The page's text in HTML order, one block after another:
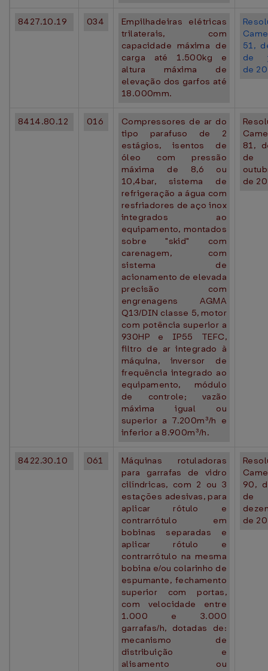
8427.10.19 034
Empilhadeiras elétricas
trilaterais, com
capacidade máxima de
carga até 1.500kg e
altura máxima de
elevação dos garfos até
18.000mm.
51,
de
de
8414.80.12 016
Compressores de ar do
tipo parafuso de 2
estágios, isentos de
óleo com pressão
máxima de 8,6 ou
10,4bar, sistema de
refrigeração a água com
resfriadores de aço inox
integrados ao
equipamento, montados
sobre "skid" com
carenagem, com
sistema de
acionamento de elevada
precisão com
engrenagens AGMA
Q13/DIN classe 5, motor
com potência superior a
930HP e IP55 TEFC,
filtro de ar integrado à
máquina, inversor de
frequência integrado ao
equipamento, módulo
de controle; vazão
máxima igual ou
superior a 7.200m³/h e
inferior a 8.900m³/h.
81,
de
de
8422.30.10 061
Máquinas rotuladoras
para garrafas de vidro
cilíndricas, com 2 ou 3
estações adesivas, para
aplicar rótulo e
contrarrótulo em
bobinas separadas e
aplicar rótulo e
contrarrótulo na mesma
bobina e/ou colarinho de
espumante, fechamento
superior com portas,
com velocidade entre
1.000 e 3.000
garrafas/h, dotadas de:
mecanismo de
distribuição e
alisamento ou
90,
de
de